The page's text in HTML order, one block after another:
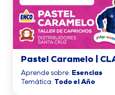
Pastel Caramelo |
Aprende sobre: Esencias
Temática: Todo el Año